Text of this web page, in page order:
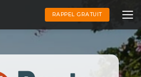
RAPPEL GRATUIT